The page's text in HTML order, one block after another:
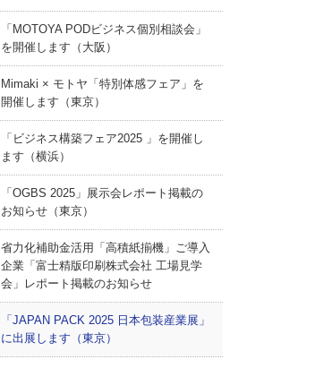
「MOTOYA PODビジネス個別相談会」
を開催します（大阪）
Mimaki × モトヤ「特別体感フェア」を
開催します（東京）
「ビジネス構築フェア2025 」を開催し
ます（横浜）
「OGBS 2025」展示会レポート掲載の
お知らせ（東京）
省力化補助金活用「高積紙揃機」ご導入
企業「富士精版印刷株式会社 工場見学
会」レポート掲載のお知らせ
「JAPAN PACK 2025 日本包装産業展」
に出展します（東京）